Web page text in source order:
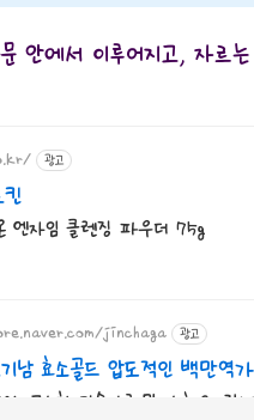
안에서 이루어지고, 자르
광고
엔자임 클렌징 파우더 75g
jinchaga 광고
남 효소골드 압도적인 백만역
고소한 미숫가루 맛. 소화와 장